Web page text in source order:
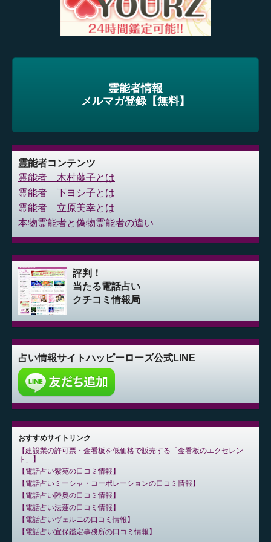
霊能者情報
メルマガ登録【無料】
霊能者コンテンツ
霊能者 木村藤子とは
霊能者 下ヨシ子とは
霊能者 立原美幸とは
本物霊能者と偽物霊能者の違い
評判！
当たる電話占い
クチコミ情報局
占い情報サイトハッピーローズ公式LINE
おすすめサイトリンク
建設業の許可票・金看板を低価格で販売する「金看板のエクセレン
ト」
電話占い紫苑の口コミ情報
電話占いミーシャ・コーポレーションの口コミ情報
電話占い陸奥の口コミ情報
電話占い法蓮の口コミ情報
電話占いヴェルニの口コミ情報
電話占い宜保鑑定事務所の口コミ情報